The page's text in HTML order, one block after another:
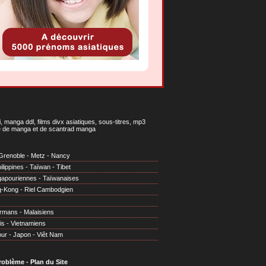
ddl, films divx asiatiques, sous-titres, mp3
manga et de scantrad manga
- Metz - Nancy
- Taïwan - Tibet
- Taïwanaises
Kong - Riel Cambodgien
- Malaisiens
- Vietnamiens
- Japon - Viêt Nam
- Plan du Site